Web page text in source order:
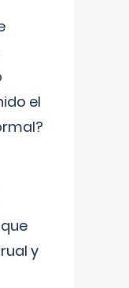
el
y